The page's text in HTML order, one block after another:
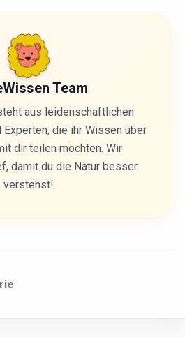
Team
aus leidenschaftlichen
Experten, die ihr Wissen über
dir teilen möchten. Wir
damit du die Natur besser
verstehst!